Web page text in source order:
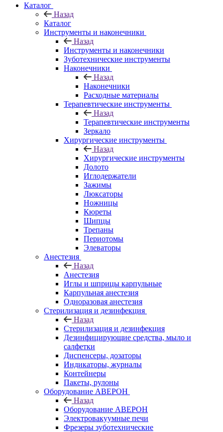
Каталог
Назад
Каталог
Инструменты и наконечники
Назад
Инструменты и наконечники
Зуботехнические инструменты
Наконечники
Назад
Наконечники
Расходные материалы
Терапевтические инструменты
Назад
Терапевтические инструменты
Зеркало
Хирургические инструменты
Назад
Хирургические инструменты
Долото
Иглодержатели
Зажимы
Люксаторы
Ножницы
Кюреты
Шипцы
Трепаны
Периотомы
Элеваторы
Анестезия
Назад
Анестезия
Иглы и шприцы карпульные
Карпульная анестезия
Одноразовая анестезия
Стерилизация и дезинфекция
Назад
Стерилизация и дезинфекция
Дезинфицирующие средства, мыло и
салфетки
Диспенсеры, дозаторы
Индикаторы, журналы
Контейнеры
Пакеты, рулоны
Оборудование АВЕРОН
Назад
Оборудование АВЕРОН
Электровакуумные печи
Фрезеры зуботехнические